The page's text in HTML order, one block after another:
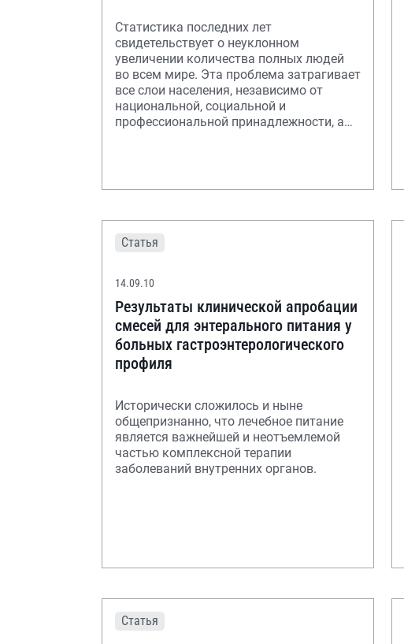
формы ожир
Статистика последних лет
свидетельствует о неуклонном
увеличении количества полных людей
во всем мире. Эта проблема затрагивает
все слои населения, независимо от
национальной, социальной и
профессиональной принадлежности, а
Статья
14.09.10
Результаты клинической апробации
смесей для энтерального питания у
больных гастроэнтерологического
профиля
Исторически сложилось и ныне
общепризнанно, что лечебное питание
является важнейшей и неотъемлемой
частью комплексной терапии
заболеваний внутренних органов.
Статья